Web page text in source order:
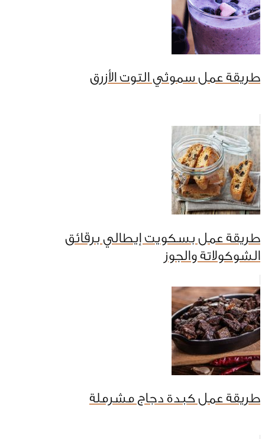
طريقة عمل سموثي التوت الأزرق
طريقة عمل بسكويت إيطالي برقائق
الشوكولاتة والجوز
طريقة عمل كبدة دجاج مشرملة